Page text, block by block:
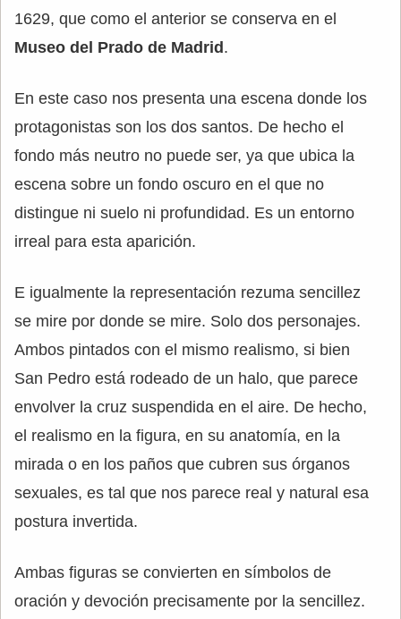
1629, que como el anterior se conserva en el
Museo del Prado de Madrid.
En este caso nos presenta una escena donde los
protagonistas son los dos santos. De hecho el
fondo más neutro no puede ser, ya que ubica la
escena sobre un fondo oscuro en el que no
distingue ni suelo ni profundidad. Es un entorno
irreal para esta aparición.
E igualmente la representación rezuma sencillez
se mire por donde se mire. Solo dos personajes.
Ambos pintados con el mismo realismo, si bien
San Pedro está rodeado de un halo, que parece
envolver la cruz suspendida en el aire. De hecho,
el realismo en la figura, en su anatomía, en la
mirada o en los paños que cubren sus órganos
sexuales, es tal que nos parece real y natural esa
postura invertida.
Ambas figuras se convierten en símbolos de
oración y devoción precisamente por la sencillez.